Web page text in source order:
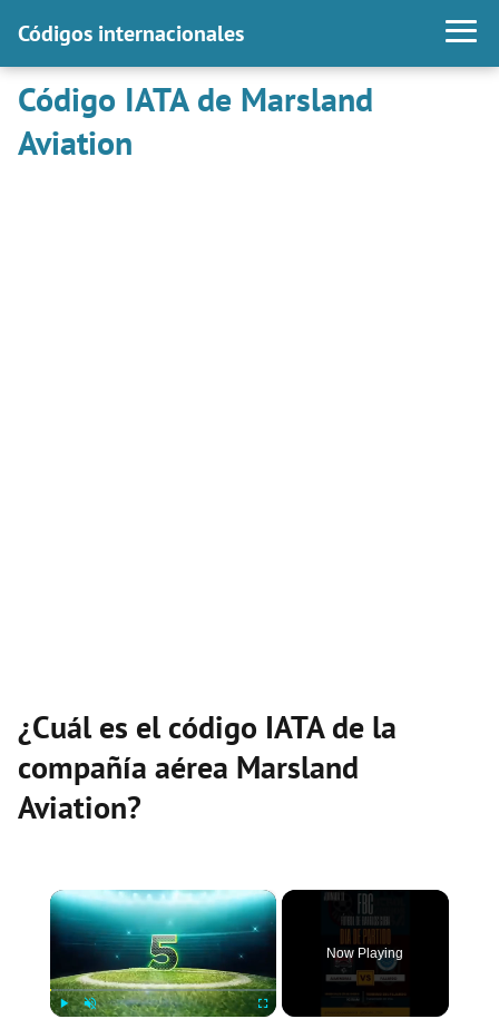
Códigos internacionales
Código IATA de Marsland
Aviation
¿Cuál es el código IATA de la
compañía aérea Marsland
Aviation?
×
Now Playing